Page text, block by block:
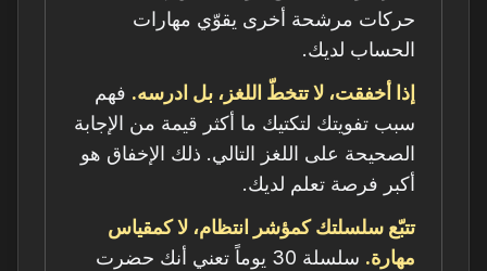
حركات مرشحة أخرى يقوّي مهارات
الحساب لديك.
إذا أخفقت، لا تتخطّ اللغز، بل ادرسه. فهم
سبب تفويتك لتكتيك ما أكثر قيمة من الإجابة
الصحيحة على اللغز التالي. ذلك الإخفاق هو
أكبر فرصة تعلم لديك.
تتبّع سلسلتك كمؤشر انتظام، لا كمقياس
مهارة.
سلسلة 30 يوماً تعني أنك حضرت